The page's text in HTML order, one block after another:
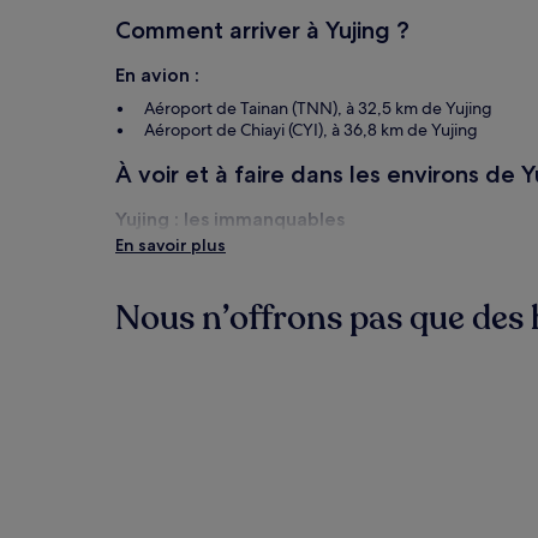
Des
supplémentaires
s’appliquer.
Comment arriver à Yujing ?
En avion :
Aéroport de Tainan (TNN), à 32,5 km de Yujing
Aéroport de Chiayi (CYI), à 36,8 km de Yujing
À voir et à faire dans les environs de
Yujing : les immanquables
Église Blanche de Yujing
Tainan : à quelle période y aller ?
En savoir plus
Nous n’offrons pas que des